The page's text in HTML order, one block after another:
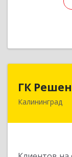
ГК
Калининград
236038,